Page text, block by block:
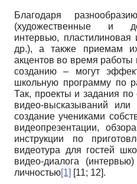
Благодаря
(художественные и
интервью,
др.), а также приемам
акцентов во время работы
созданию – могут
школьную программу по
Так, проекты и задания по
видео-высказываний или
создание учениками
видеопрезентации,
инструкции по
видеотура для гостей
видео-диалога
личностью[1] [11; 12].